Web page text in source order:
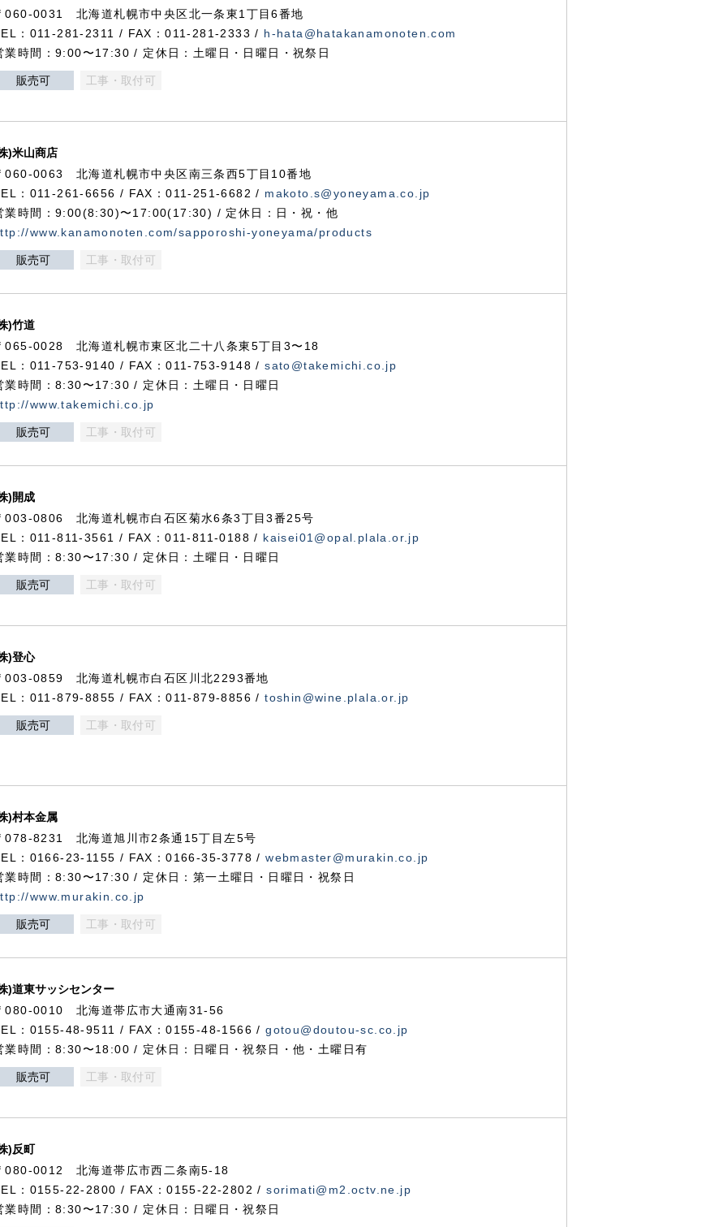
060-0031 北海道札幌市中央区北一条東1丁目6番地
：011-281-2311 / FAX：011-281-2333 / h-hata@hatakanamonoten.com
業時間：9:00〜17:30 / 定休日：土曜日・日曜日・祝祭日
販売可 工事・取付可
)米山商店
060-0063 北海道札幌市中央区南三条西5丁目10番地
：011-261-6656 / FAX：011-251-6682 / makoto.s@yoneyama.co.jp
業時間：9:00(8:30)〜17:00(17:30) / 定休日：日・祝・他
www.kanamonoten.com/sapporoshi-yoneyama/products
販売可 工事・取付可
)竹道
065-0028 北海道札幌市東区北二十八条東5丁目3〜18
：011-753-9140 / FAX：011-753-9148 /sato@takemichi.co.jp
業時間：8:30〜17:30 / 定休日：土曜日・日曜日
www.takemichi.co.jp
販売可 工事・取付可
)開成
003-0806 北海道札幌市白石区菊水6条3丁目3番25号
：011-811-3561 / FAX：011-811-0188 / kaisei01@opal.plala.or.jp
業時間：8:30〜17:30 / 定休日：土曜日・日曜日
販売可 工事・取付可
)登心
003-0859 北海道札幌市白石区川北2293番地
：011-879-8855 / FAX：011-879-8856 /toshin@wine.plala.or.jp
販売可 工事・取付可
)村本金属
078-8231 北海道旭川市2条通15丁目左5号
：0166-23-1155 / FAX：0166-35-3778 /webmaster@murakin.co.jp
業時間：8:30〜17:30 / 定休日：第一土曜日・日曜日・祝祭日
www.murakin.co.jp
販売可 工事・取付可
)道東サッシセンター
080-0010 北海道帯広市大通南31-56
：0155-48-9511 / FAX：0155-48-1566 /gotou@doutou-sc.co.jp
業時間：8:30〜18:00 / 定休日：日曜日・祝祭日・他・土曜日有
販売可 工事・取付可
)反町
080-0012 北海道帯広市西二条南5-18
：0155-22-2800 / FAX：0155-22-2802 /sorimati@m2.octv.ne.jp
業時間：8:30〜17:30 / 定休日：日曜日・祝祭日